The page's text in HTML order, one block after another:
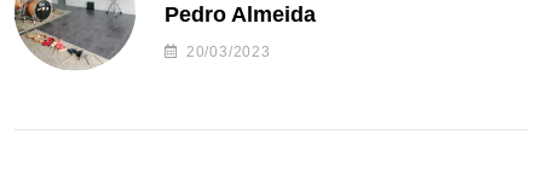
Pedro Almeida
20/03/2023